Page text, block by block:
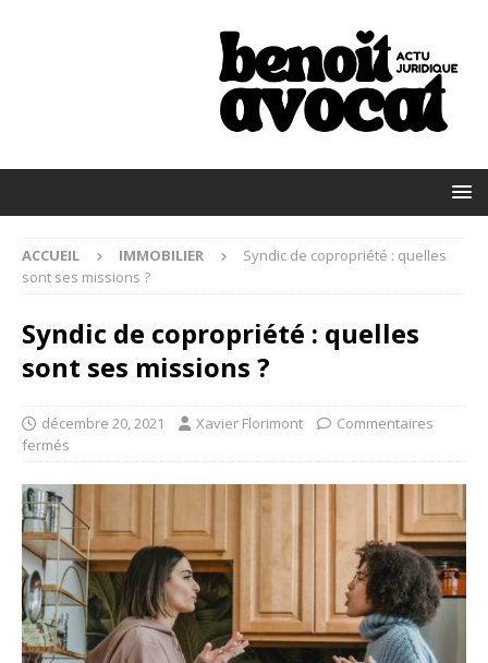
ACCUEIL IMMOBILIER
Syndic de copropriété : quelles
sont ses missions ?
Syndic de copropriété : quelles
sont ses missions ?
décembre 20, 2021 Xavier Florimont
Commentaires
fermés